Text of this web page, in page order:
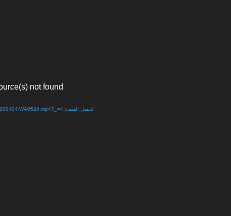
not found
تحميل الملف: http://www.s-maj-news.net/wp-content/uploads/2020/04/VID-20200404-WA0520.mp4?_=4